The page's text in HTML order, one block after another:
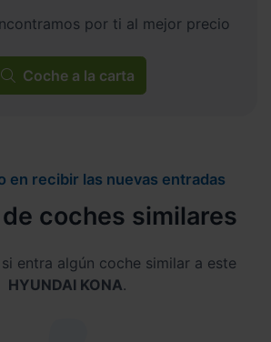
por ti al mejor precio
Coche a la carta
en recibir las nuevas entradas
coches similares
entra algún coche similar a este
HYUNDAI KONA.